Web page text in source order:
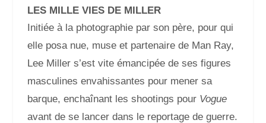
LES MILLE VIES DE MILLER
Initiée à la photographie par son père, pour qui
elle posa nue, muse et partenaire de Man Ray,
Lee Miller s’est vite émancipée de ses figures
masculines envahissantes pour mener sa
barque, enchaînant les shootings pour Vogue
avant de se lancer dans le reportage de guerre.